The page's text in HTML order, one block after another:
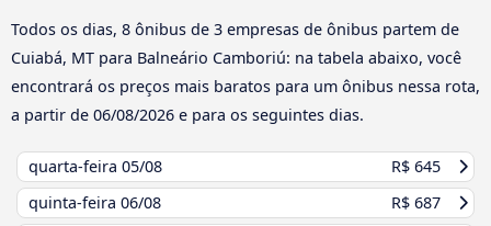
Todos os dias, 8 ônibus de 3 empresas de ônibus partem de
Cuiabá, MT para Balneário Camboriú: na tabela abaixo, você
encontrará os preços mais baratos para um ônibus nessa rota,
a partir de 06/08/2026 e para os seguintes dias.
quarta-feira 05/08
R$ 645
quinta-feira 06/08
R$ 687